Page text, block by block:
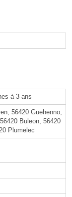
à 3 ans
56420 Guehenno,
Buleon, 56420
Plumelec